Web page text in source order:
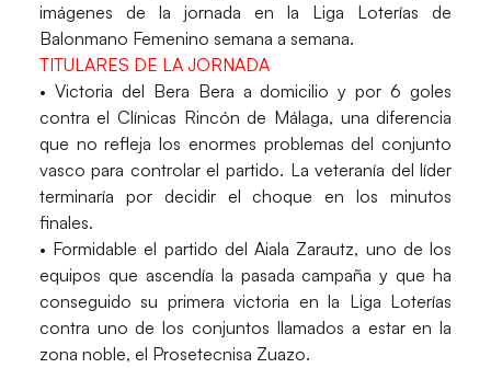
imágenes de la jornada en la Liga Loterías de
Balonmano Femenino semana a semana.
TITULARES DE LA JORNADA
• Victoria del Bera Bera a domicilio y por 6 goles
contra elClínicas Rincón de Málaga, una diferencia
que no refleja los enormes problemas del conjunto
vasco para controlar el partido. La veteranía del líder
terminaría por decidir el choque en los minutos
finales.
• Formidable el partido del Aiala Zarautz, uno de los
equipos que ascendía la pasada campaña y que ha
conseguido su primera victoria en la Liga Loterías
contra uno de los conjuntos llamados a estar en la
zona noble, el Prosetecnisa Zuazo.